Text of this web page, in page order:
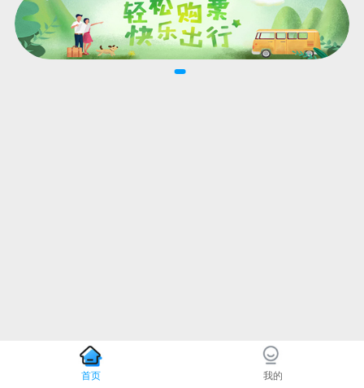
首页 我的